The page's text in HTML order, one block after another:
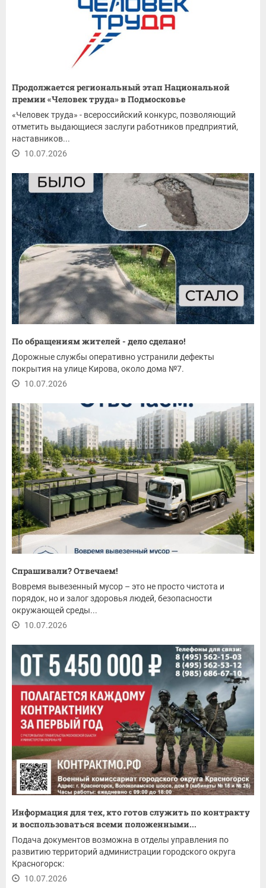
Продолжается региональный этап Национальной
премии «Человек труда» в Подмосковье
«Человек труда» - всероссийский конкурс, позволяющий
отметить выдающиеся заслуги работников предприятий,
наставников...
10.07.2026
По обращениям жителей - дело сделано!
Дорожные службы оперативно устранили дефекты
покрытия на улице Кирова, около дома №7.
10.07.2026
Спрашивали? Отвечаем!
Вовремя вывезенный мусор – это не просто чистота и
порядок, но и залог здоровья людей, безопасности
окружающей среды...
10.07.2026
Информация для тех, кто готов служить по контракту
и воспользоваться всеми положенными...
Подача документов возможна в отделы управления по
развитию территорий администрации городского округа
Красногорск:
10.07.2026